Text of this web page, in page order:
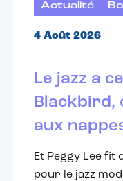
Actualité
4 Août 2026
Le jazz a
Blackbird,
aux
Et Peggy Lee fit
pour le jazz